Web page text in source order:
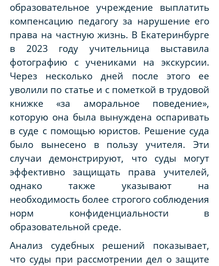
образовательное учреждение выплатить
компенсацию педагогу за нарушение его
права на частную жизнь. В Екатеринбурге
в 2023 году учительница выставила
фотографию с учениками на экскурсии.
Через несколько дней после этого ее
уволили по статье и с пометкой в трудовой
книжке «за аморальное поведение»,
которую она была вынуждена оспаривать
в суде с помощью юристов. Решение суда
было вынесено в пользу учителя. Эти
случаи демонстрируют, что суды могут
эффективно защищать права учителей,
однако также указывают на
необходимость более строгого соблюдения
норм конфиденциальности в
образовательной среде.
Анализ судебных решений показывает,
что суды при рассмотрении дел о защите